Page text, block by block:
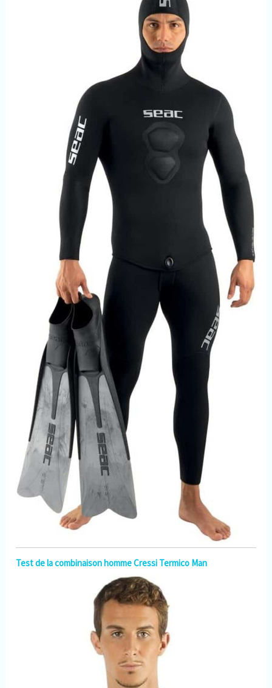
Test de la combinaison homme Cressi Termico Man